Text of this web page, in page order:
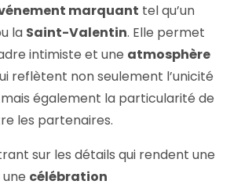
marquant tel qu’un
la Saint-Valentin. Elle permet
intimiste et une atmosphère
reflètent non seulement l’unicité
mais également la particularité de
les partenaires.
sur les détails qui rendent une
une célébration